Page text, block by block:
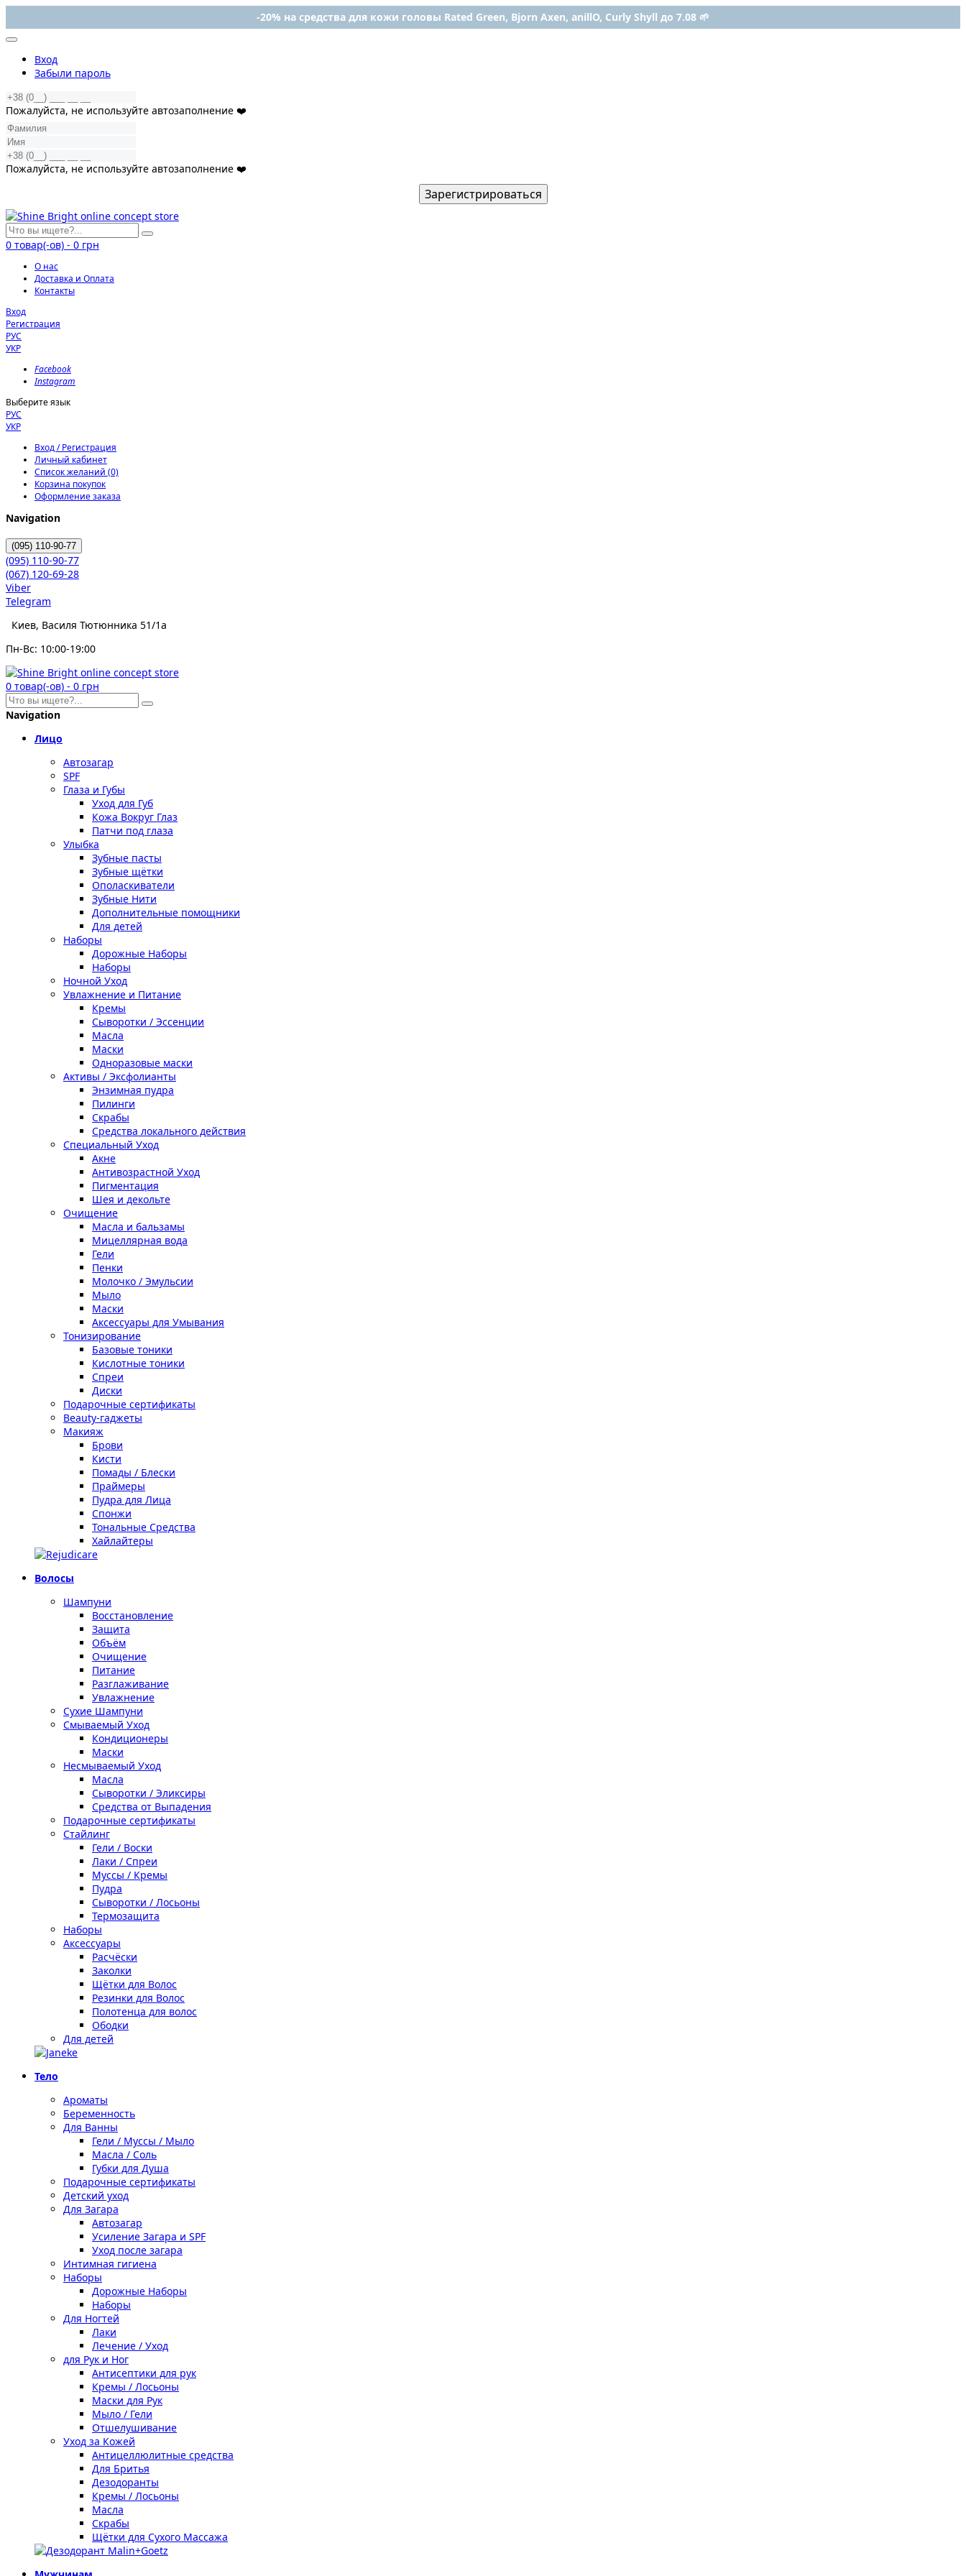
-20% на средства для кожи головы Rated Green, Bjorn Axen, anillO, Curly Shyll до 7.08 🌱
Вход
Забыли пароль
Пожалуйста, не используйте автозаполнение ❤️
Пожалуйста, не используйте автозаполнение ❤️
Зарегистрироваться
0 товар(-ов) - 0 грн
О нас
Доставка и Оплата
Контакты
Вход
Регистрация
РУС
УКР
Facebook
Instagram
Выберите язык
РУС
УКР
Вход / Регистрация
Личный кабинет
Список желаний (0)
Корзина покупок
Оформление заказа
Navigation
(095) 110-90-77
(095) 110-90-77
(067) 120-69-28
Viber
Telegram
Киев, Василя Тютюнника 51/1а
Пн-Вс: 10:00-19:00
0 товар(-ов) - 0 грн
Navigation
Лицо
Автозагар
SPF
Глаза и Губы
Уход для Губ
Кожа Вокруг Глаз
Патчи под глаза
Улыбка
Зубные пасты
Зубные щётки
Ополаскиватели
Зубные Нити
Дополнительные помощники
Для детей
Наборы
Дорожные Наборы
Наборы
Ночной Уход
Увлажнение и Питание
Кремы
Сыворотки / Эссенции
Масла
Маски
Одноразовые маски
Активы / Эксфолианты
Энзимная пудра
Пилинги
Скрабы
Средства локального действия
Специальный Уход
Акне
Антивозрастной Уход
Пигментация
Шея и декольте
Очищение
Масла и бальзамы
Мицеллярная вода
Гели
Пенки
Молочко / Эмульсии
Мыло
Маски
Аксессуары для Умывания
Тонизирование
Базовые тоники
Кислотные тоники
Спреи
Диски
Подарочные сертификаты
Beauty-гаджеты
Макияж
Брови
Кисти
Помады / Блески
Праймеры
Пудра для Лица
Спонжи
Тональные Средства
Хайлайтеры
Волосы
Шампуни
Восстановление
Защита
Объём
Очищение
Питание
Разглаживание
Увлажнение
Сухие Шампуни
Смываемый Уход
Кондиционеры
Маски
Несмываемый Уход
Масла
Сыворотки / Эликсиры
Средства от Выпадения
Подарочные сертификаты
Стайлинг
Гели / Воски
Лаки / Спреи
Муссы / Кремы
Пудра
Сыворотки / Лосьоны
Термозащита
Наборы
Аксессуары
Расчёски
Заколки
Щётки для Волос
Резинки для Волос
Полотенца для волос
Ободки
Для детей
Тело
Ароматы
Беременность
Для Ванны
Гели / Муссы / Мыло
Масла / Соль
Губки для Душа
Подарочные сертификаты
Детский уход
Для Загара
Автозагар
Усиление Загара и SPF
Уход после загара
Интимная гигиена
Наборы
Дорожные Наборы
Наборы
Для Ногтей
Лаки
Лечение / Уход
для Рук и Ног
Антисептики для рук
Кремы / Лосьоны
Маски для Рук
Мыло / Гели
Отшелушивание
Уход за Кожей
Антицеллюлитные средства
Для Бритья
Дезодоранты
Кремы / Лосьоны
Масла
Скрабы
Щётки для Сухого Массажа